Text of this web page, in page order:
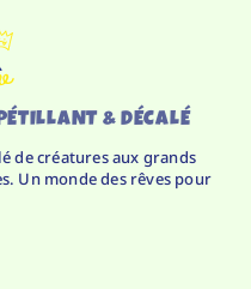
& DÉCALÉ
de créatures aux grands
Un monde des rêves pour